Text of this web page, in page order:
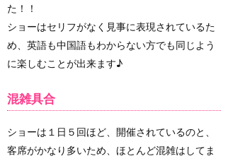
た！！
ショーはセリフがなく見事に表現されているた
め、英語も中国語もわからない方でも同じよう
に楽しむことが出来ます♪
混雑具合
ショーは１日５回ほど、開催されているのと、
客席がかなり多いため、ほとんど混雑はしてま